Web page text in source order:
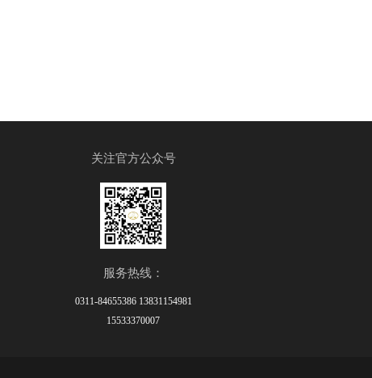
关注官方公众号
服务热线：
0311-84655386 13831154981
15533370007